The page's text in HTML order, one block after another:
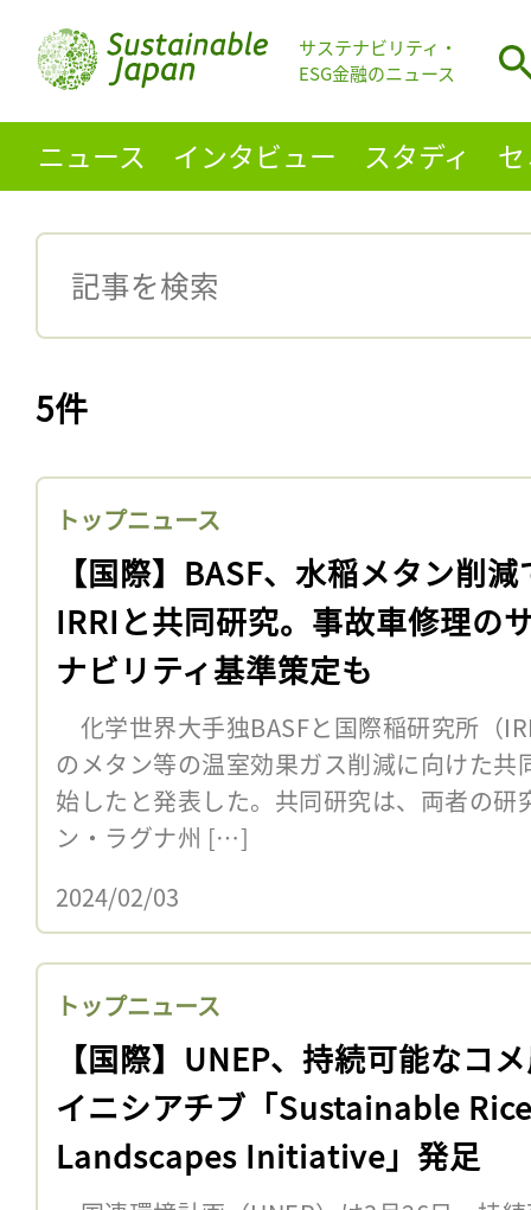
サステナビリティ・
ESG金融のニュース
ニュース インタビュー スタディ
5件
トップニュース
【国際】BASF、水稲メタン削減
IRRIと共同研究。事故車修理の
ナビリティ基準策定も
化学世界大手独BASFと国際稲研究所（
のメタン等の温室効果ガス削減に向けた共
始したと発表した。共同研究は、両者の研
ン・ラグナ州 […]
2024/02/03
トップニュース
【国際】UNEP、持続可能なコ
イニシアチブ「Sustainable Rice
Landscapes Initiative」発足